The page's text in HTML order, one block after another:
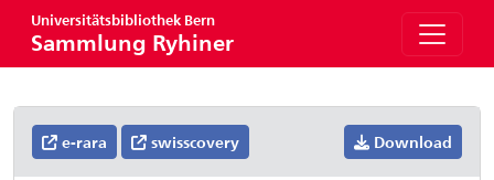
Universitätsbibliothek Bern
Sammlung Ryhiner
e-rara swisscovery Download